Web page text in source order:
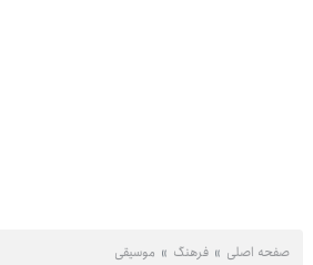
صفحه اصلی فرهنگ موسیقی